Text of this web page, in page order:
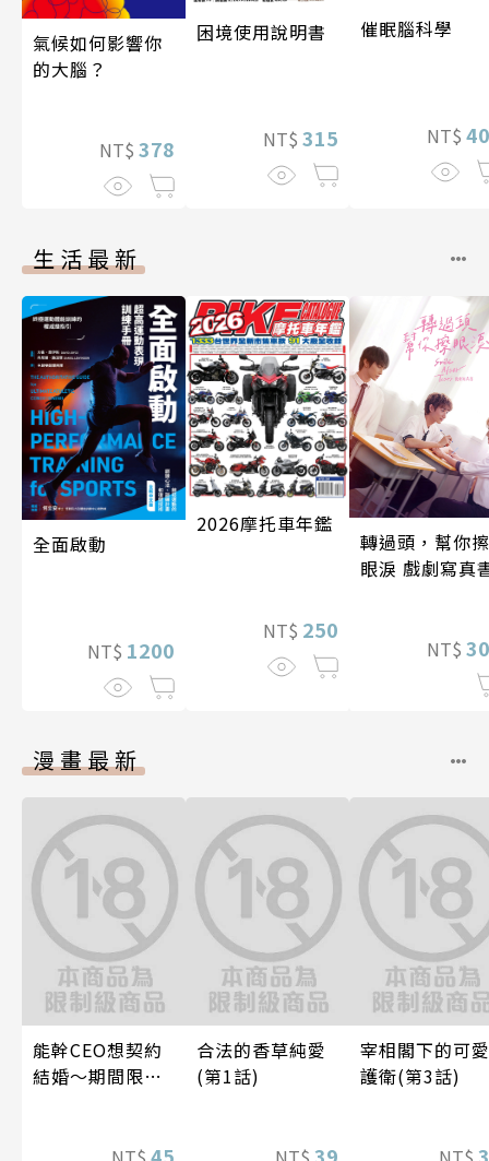
氣候如何影響你
的大腦？
NT$ 378
困境使用說明書
NT$ 315
催眠腦科學
NT$
生活最新
全面啟動
NT$ 1200
2026摩托車年鑑
NT$ 250
轉過頭，幫你擦
眼淚 戲劇寫真
NT$
漫畫最新
能幹CEO想契約
結婚～期間限定
45
合法的香草純愛
(第1話)
39
宰相閣下的可愛
護衛(第3話)